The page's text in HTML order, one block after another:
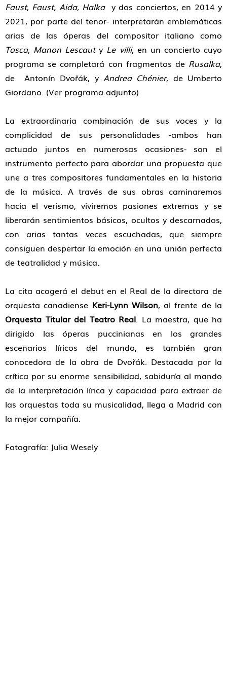
Faust, Faust, Aida, Halkay dos conciertos, en 2014 y
2021, por parte del tenor- interpretarán emblemáticas
arias de las óperas del compositor italiano como
Tosca, Manon Lescauty Le villi, en un concierto cuyo
programa se completará con fragmentos de Rusalka,
de Antonín Dvořák, y Andrea Chénier, de Umberto
Giordano. (Ver programa adjunto)
La extraordinaria combinación de sus voces y la
complicidad de sus personalidades -ambos han
actuado juntos en numerosas ocasiones- son el
instrumento perfecto para abordar una propuesta que
une a tres compositores fundamentales en la historia
de la música. A través de sus obras caminaremos
hacia el verismo, viviremos pasiones extremas y se
liberarán sentimientos básicos, ocultos y descarnados,
con arias tantas veces escuchadas, que siempre
consiguen despertar la emoción en una unión perfecta
de teatralidad y música.
La cita acogerá el debut en el Real de la directora de
orquesta canadiense Keri-Lynn Wilson, al frente de la
Orquesta Titular del Teatro Real. La maestra, que ha
dirigido las óperas puccinianas en los grandes
escenarios líricos del mundo, es también gran
conocedora de la obra de Dvořák. Destacada por la
crítica por su enorme sensibilidad, sabiduría al mando
de la interpretación lírica y capacidad para extraer de
las orquestas toda su musicalidad, llega a Madrid con
la mejor compañía.
Fotografía: Julia Wesely